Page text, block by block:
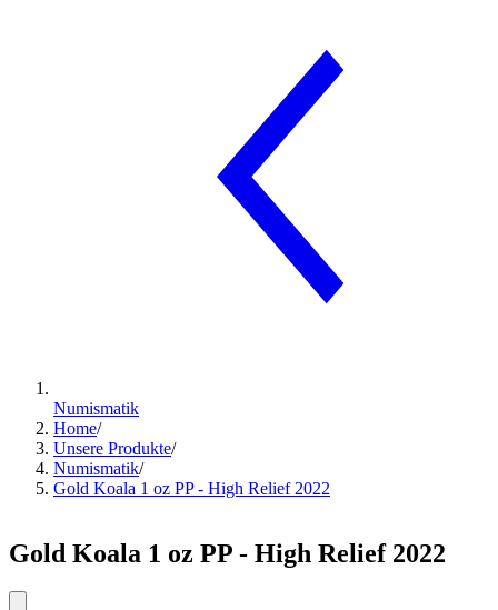
Numismatik
Home/
Unsere Produkte/
Numismatik/
Gold Koala 1 oz PP - High Relief 2022
Gold Koala 1 oz PP - High Relief 2022